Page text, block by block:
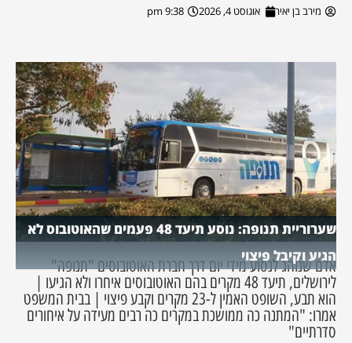
מירב בן יאיר אוגוסט 4, 2026 9:38 pm
שערוריית תנופה: נוסע תיעד 48 פעמים שהאוטובוס לא
הגיע וקיבל פיצוי
אדם שנוהג לנסוע מידי יום דרך חברת האוטובוסים "תנופה"
לירושלים, תיעד 48 מקרים בהם האוטובוסים איחרו ולא הגיעו |
הוא תבע, השופט האמין ל-23 מקרים וקבע פיצוי | בבית המשפט
אמרו: "המתנה כה ממושכת במקרים כה רבים מעידה על איחורים
סדרתיים"